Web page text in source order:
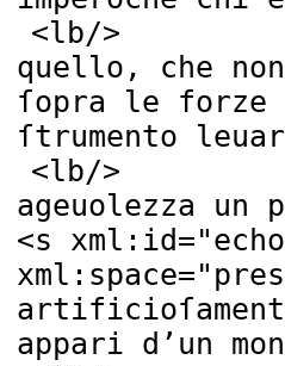
<lb/>
quello, che
ſopra le forze
ſtrumento
<lb/>
ageuolezza un
<s xml:id="
xml:space="
appari d’un